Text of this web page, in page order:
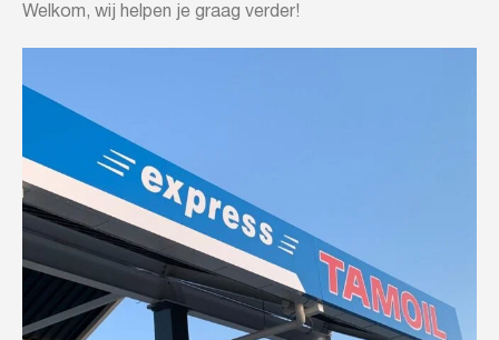
Welkom, wij helpen je graag verder!